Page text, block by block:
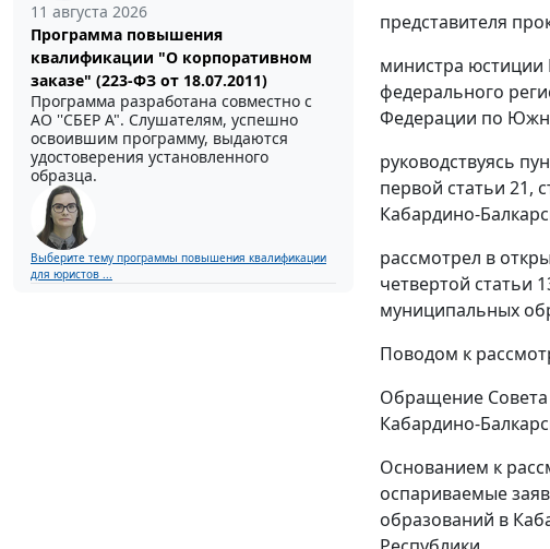
11 августа 2026
Программа повышения
квалификации "О корпоративном
заказе" (223-ФЗ от 18.07.2011)
Программа разработана совместно с
АО ''СБЕР А". Слушателям, успешно
освоившим программу, выдаются
удостоверения установленного
образца.
Выберите тему программы повышения квалификации
для юристов ...
представителя
министра юстиции
федерального
Федерации по
руководствуясь
первой статьи 21,
Кабардино-
рассмотрел в
четвертой статьи
муниципальных
Поводом к
Обращение Совета
Кабардино-
Основанием к
оспариваемые
образований в